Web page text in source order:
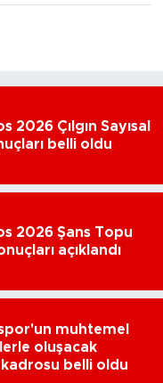
2026 Çılgın Sayısal
belli oldu
2026 Şans Topu
açıklandı
muhtemel
oluşacak
kadrosu belli oldu